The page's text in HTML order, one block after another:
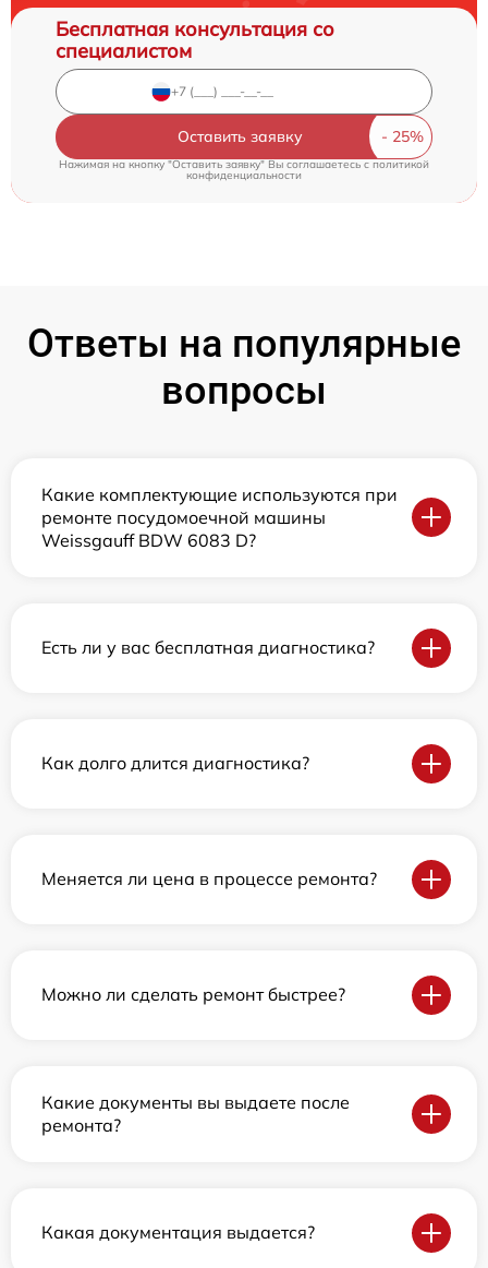
Бесплатная консультация со
специалистом
Оставить заявку
Нажимая на кнопку "Оставить заявку" Вы соглашаетесь cполитикой
конфиденциальности
Ответы на популярные
вопросы
Какие комплектующие используются при
ремонте посудомоечной машины
Weissgauff BDW 6083 D?
Есть ли у вас бесплатная диагностика?
Как долго длится диагностика?
Меняется ли цена в процессе ремонта?
Можно ли сделать ремонт быстрее?
Какие документы вы выдаете после
ремонта?
Какая документация выдается?